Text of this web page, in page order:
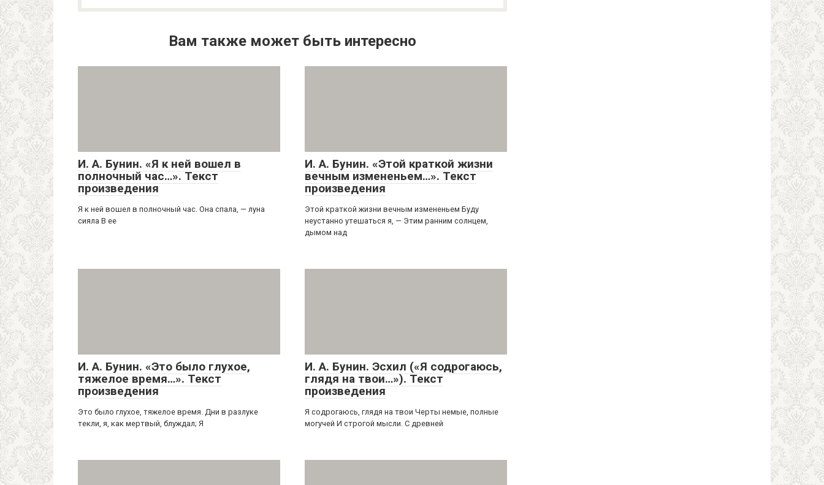
Вам также может быть интересно
И. А. Бунин. «Я к ней вошел в
полночный час…». Текст
произведения
Я к ней вошел в полночный час. Она спала, — луна
сияла В ее
И. А. Бунин. «Этой краткой жизни
вечным измененьем…». Текст
произведения
Этой краткой жизни вечным измененьем Буду
неустанно утешаться я, — Этим ранним солнцем,
дымом над
И. А. Бунин. «Это было глухое,
тяжелое время…». Текст
произведения
Это было глухое, тяжелое время. Дни в разлуке
текли, я, как мертвый, блуждал; Я
И. А. Бунин. Эсхил («Я содрогаюсь,
глядя на твои…»). Текст
произведения
Я содрогаюсь, глядя на твои Черты немые, полные
могучей И строгой мысли. С древней